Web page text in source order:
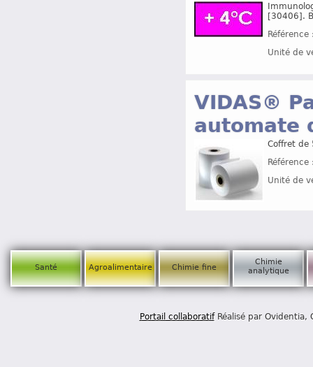
[30406].
Unité de
VIDAS®
automate
Coffret de
Unité de
Santé Agroalimentaire Chimie fine
Chimie
analytique
Portail collaboratifRéalisé par Ovidentia,